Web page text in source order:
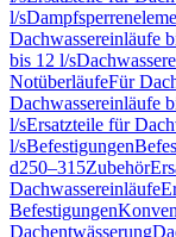
l/s
Dachwassereinläufe
bis 12 l/s
NotüberläufeFür
Dachwassereinläufe
l/sErsatzteile für
l/sBefestigungen
d250–315Zubehör
Dachwassereinläufe
Befestigungen
Dachentwässerung